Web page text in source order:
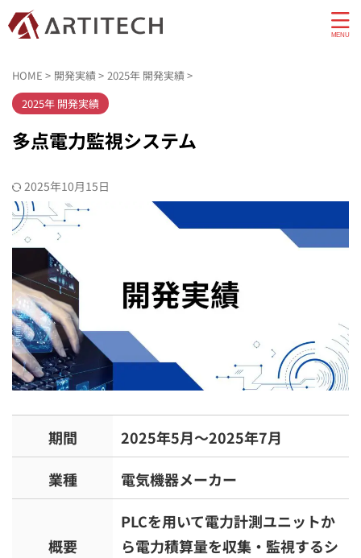
HOME > 開発実績> 2025年 開発実績>
2025年 開発実績
多点電力監視システム
2025年10月15日
期間
2025年5月～2025年7月
業種
電気機器メーカー
概要
PLCを用いて電力計測ユニットか
ら電力積算量を収集・監視するシ